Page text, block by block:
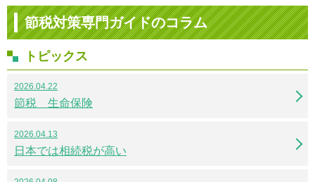
節税対策専門ガイドのコラム
トピックス
2026.04.22
節税 生命保険
2026.04.13
日本では相続税が高い